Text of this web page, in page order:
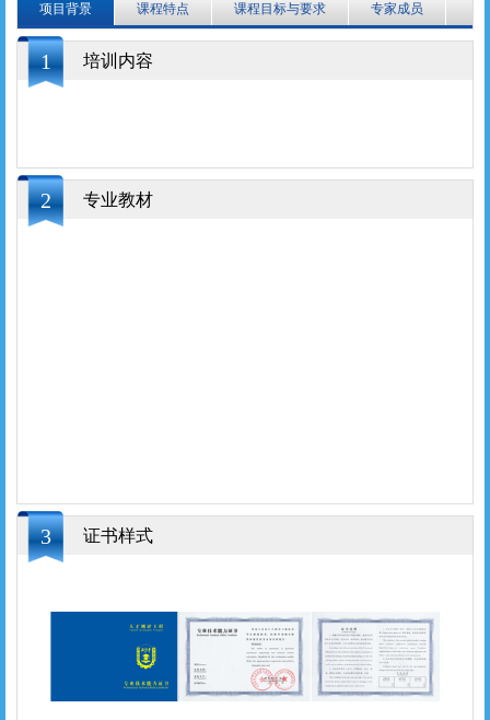
项目背景 课程特点 课程目标与要求 专家成员
1 培训内容
2 专业教材
3 证书样式